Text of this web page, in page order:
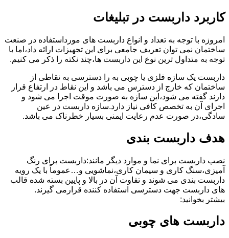
کاربرد داربست در تبلیغات
امروزه با توجه به تعداد و انواع داربست های مورداستفاده در صنعت
ساختمان نمی توان تعریف جامعی برای این تجهیزات ارائه داد،اما با
توجه به متداول ترین نوع این داربست ها،چند نکته را ذکر می کنیم.
داربست یک سازه فلزی یا چوبی به را دسترسی به نقاطی از
ساختمان که خارج از دسترس می باشد و این نقاط در ارتفاع قرار
دارند گفته می شود،این سازه به صورت موقت اجرا می شود و
اجرای آن به تخصص کافی نیاز دارد.سازه داربست در عین
سادگی،در صورت عدم رعایت ایمنی بسیار خطرناک می باشد.
هدف داربست بندی
نصب داربست برای نما و موارد دیگر مانند:داربست برای رنگ
آمیزی،سنگ کاری و سیمان کاری،نماشویی و…عموماً با یک رویه
داربست بندی می شوند و تفاوت آن در بالا و پایین بسته شده قالب
های داربست جهت دسترسی استفاده کننده قرارمی گیرند.
بیشتر بخوانید:
داربست های چوبی